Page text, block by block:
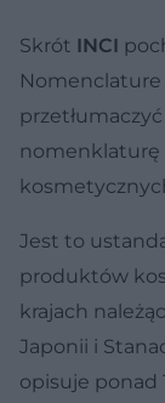
Skrót INCI
nomenklaturę
Jest to
produktów
krajach
Japonii i
opisuje ponad